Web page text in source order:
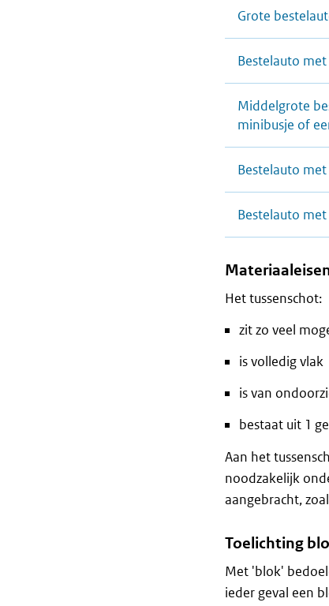
Grote
Bestelauto
Middelgrote
minibusje of
Bestelauto
Bestelauto
Het tussenschot:
zit zo veel
is volledig vlak
is van
bestaat uit 1
Aan het
noodzakelijk
aangebracht,
Toelichting
Met 'blok'
ieder geval een